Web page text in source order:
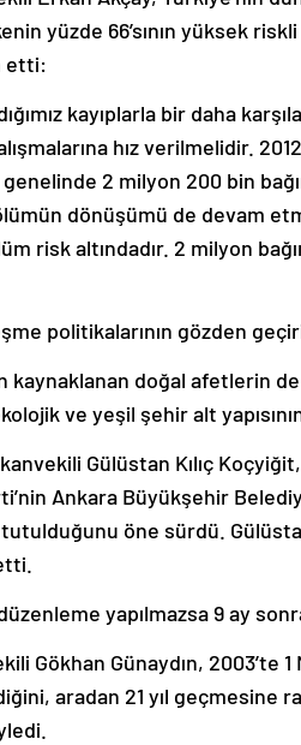
yüzde 66’sının yüksek
etti:
kayıplarla bir daha
hız verilmelidir.
2 milyon 200 bin
dönüşümü de devam
risk altındadır. 2 milyon
politikalarının gözden
kaynaklanan doğal afetlerin
ve yeşil şehir alt
Gülüstan Kılıç
Ankara Büyükşehir
öne sürdü.
yapılmazsa 9 ay
Gökhan Günaydın, 2003’te
aradan 21 yıl geçmesine